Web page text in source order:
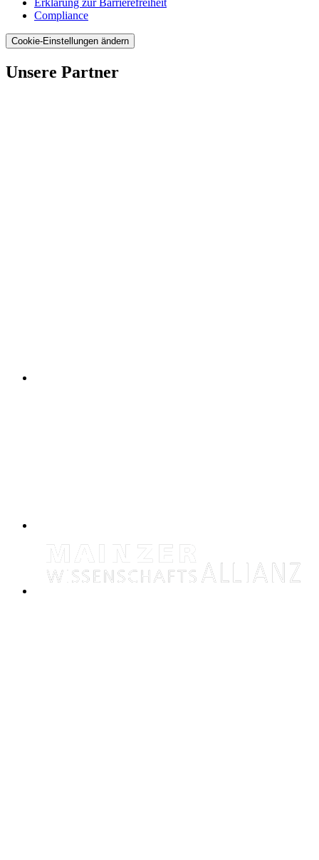
Erklärung zur Barrierefreiheit
Compliance
Cookie-Einstellungen ändern
Unsere Partner